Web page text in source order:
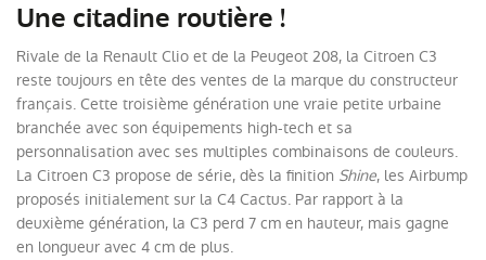
Une citadine routière !
Rivale de la Renault Clio et de la Peugeot 208, la Citroen C3
reste toujours en tête des ventes de la marque du constructeur
français. Cette troisième génération une vraie petite urbaine
branchée avec son équipements high-tech et sa
personnalisation avec ses multiples combinaisons de couleurs.
La Citroen C3 propose de série, dès la finition Shine, les Airbump
proposés initialement sur la C4 Cactus. Par rapport à la
deuxième génération, la C3 perd 7 cm en hauteur, mais gagne
en longueur avec 4 cm de plus.